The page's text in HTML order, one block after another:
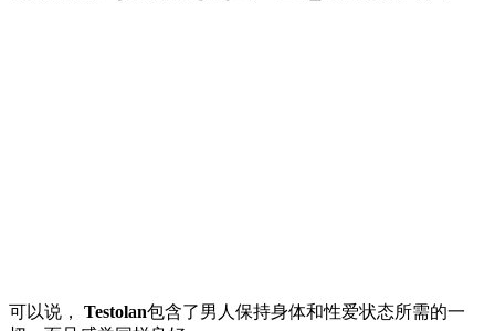
可以说， Testolan包含了男人保持身体和性爱状态所需的一